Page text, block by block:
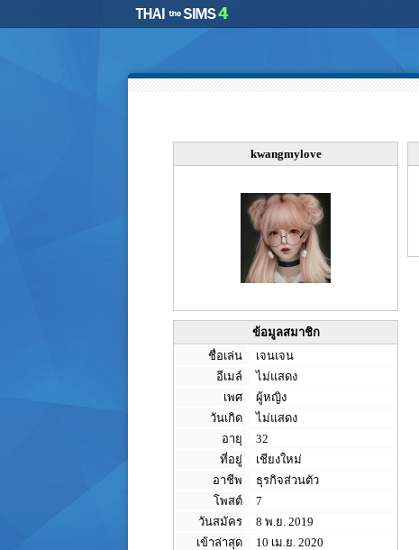
kwangmylove
ข้อมูลสมาชิก
ชื่อเล่น
เจนเจน
อีเมล์
ไม่แสดง
เพศ
ผู้หญิง
วันเกิด
ไม่แสดง
อายุ
32
ที่อยู่
เชียงใหม่
อาชีพ
ธุรกิจส่วนตัว
โพสต์
7
วันสมัคร
8 พ.ย. 2019
เข้าล่าสุด
10 เม.ย. 2020